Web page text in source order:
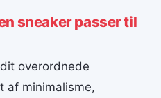
sneaker passer til
overordnede
af minimalisme,